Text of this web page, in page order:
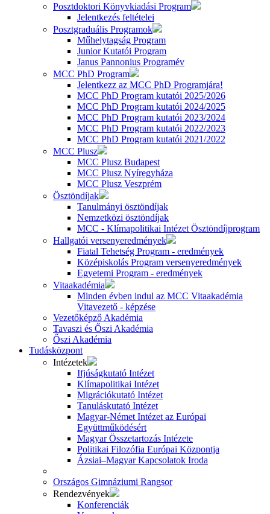
Posztdoktori Könyvkiadási Program
Jelentkezés feltételei
Posztgraduális Programok
Műhelytagság Program
Junior Kutatói Program
Janus Pannonius Programév
MCC PhD Program
Jelentkezz az MCC PhD Programjára!
MCC PhD Program kutatói 2025/2026
MCC PhD Program kutatói 2024/2025
MCC PhD Program kutatói 2023/2024
MCC PhD Program kutatói 2022/2023
MCC PhD Program kutatói 2021/2022
MCC Plusz
MCC Plusz Budapest
MCC Plusz Nyíregyháza
MCC Plusz Veszprém
Ösztöndíjak
Tanulmányi ösztöndíjak
Nemzetközi ösztöndíjak
MCC - Klímapolitikai Intézet Ösztöndíjprogram
Hallgatói versenyeredmények
Fiatal Tehetség Program - eredmények
Középiskolás Program versenyeredmények
Egyetemi Program - eredmények
Vitaakadémia
Minden évben indul az MCC Vitaakadémia
Vitavezető - képzése
Vezetőképző Akadémia
Tavaszi és Őszi Akadémia
Őszi Akadémia
Tudásközpont
Intézetek
Ifjúságkutató Intézet
Klímapolitikai Intézet
Migrációkutató Intézet
Tanuláskutató Intézet
Magyar-Német Intézet az Európai
Együttműködésért
Magyar Összetartozás Intézete
Politikai Filozófia Európai Központja
Ázsiai–Magyar Kapcsolatok Iroda
Országos Gimnáziumi Rangsor
Rendezvények
Konferenciák